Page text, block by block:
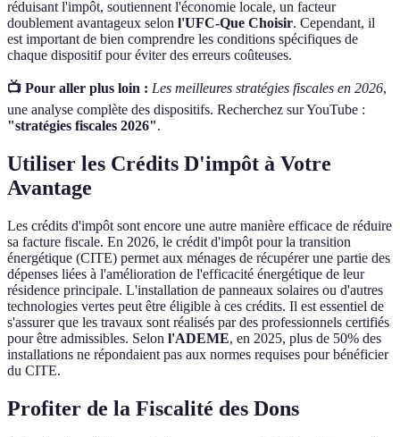
réduisant l'impôt, soutiennent l'économie locale, un facteur
doublement avantageux selon l'UFC-Que Choisir. Cependant, il
est important de bien comprendre les conditions spécifiques de
chaque dispositif pour éviter des erreurs coûteuses.
📺 Pour aller plus loin : Les meilleures stratégies fiscales en 2026,
une analyse complète des dispositifs. Recherchez sur YouTube :
"stratégies fiscales 2026".
Utiliser les Crédits D'impôt à Votre
Avantage
Les crédits d'impôt sont encore une autre manière efficace de réduire
sa facture fiscale. En 2026, le crédit d'impôt pour la transition
énergétique (CITE) permet aux ménages de récupérer une partie des
dépenses liées à l'amélioration de l'efficacité énergétique de leur
résidence principale. L'installation de panneaux solaires ou d'autres
technologies vertes peut être éligible à ces crédits. Il est essentiel de
s'assurer que les travaux sont réalisés par des professionnels certifiés
pour être admissibles. Selon l'ADEME, en 2025, plus de 50% des
installations ne répondaient pas aux normes requises pour bénéficier
du CITE.
Profiter de la Fiscalité des Dons